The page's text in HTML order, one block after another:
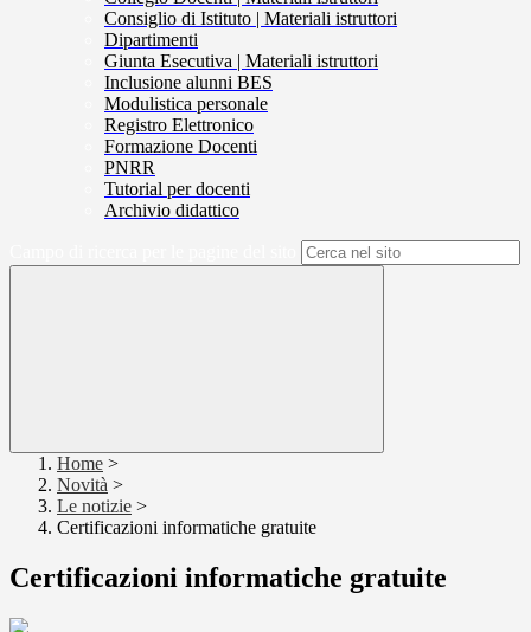
Consiglio di Istituto | Materiali istruttori
Dipartimenti
Giunta Esecutiva | Materiali istruttori
Inclusione alunni BES
Modulistica personale
Registro Elettronico
Formazione Docenti
PNRR
Tutorial per docenti
Archivio didattico
Home >
Novità >
Le notizie >
Certificazioni informatiche gratuite
Certificazioni informatiche gratuite